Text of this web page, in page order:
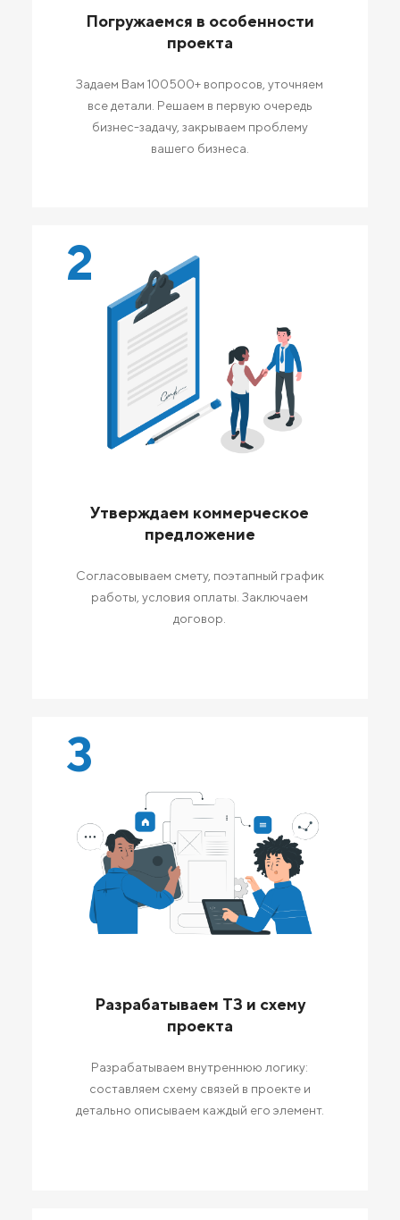
Погружаемся в особенности
проекта
Задаем Вам 100500+ вопросов, уточняем
все детали. Решаем в первую очередь
бизнес-задачу, закрываем проблему
вашего бизнеса.
2
Утверждаем коммерческое
предложение
Согласовываем смету, поэтапный график
работы, условия оплаты. Заключаем
договор.
3
Разрабатываем ТЗ и схему
проекта
Разрабатываем внутреннюю логику:
составляем схему связей в проекте и
детально описываем каждый его элемент.